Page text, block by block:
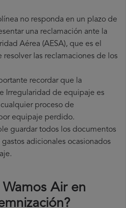
no responda en un plazo de
una reclamación ante la
Aérea (AESA), que es el
las reclamaciones de los
recordar que la
Irregularidad de equipaje es
proceso de
equipaje perdido.
guardar todos los documentos
adicionales ocasionados
Air en